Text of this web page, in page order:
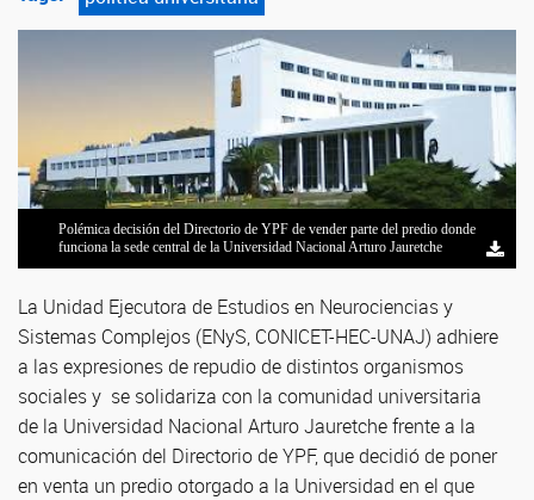
Polémica decisión del Directorio de YPF de vender parte del predio donde
funciona la sede central de la Universidad Nacional Arturo Jauretche
La Unidad Ejecutora de Estudios en Neurociencias y
Sistemas Complejos (ENyS, CONICET-HEC-UNAJ) adhiere
a las expresiones de repudio de distintos organismos
sociales y se solidariza con la comunidad universitaria
de la Universidad Nacional Arturo Jauretche frente a la
comunicación del Directorio de YPF, que decidió de poner
en venta un predio otorgado a la Universidad en el que